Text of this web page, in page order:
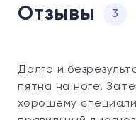
Отзывы 3
Долго и
пятна на ноге.
хорошему